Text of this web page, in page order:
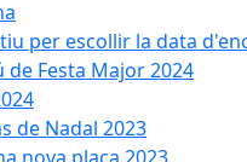
per escollir la data
de Festa Major 2024
de Nadal 2023